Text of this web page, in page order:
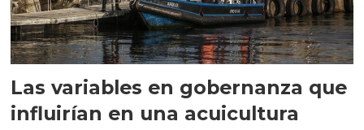
Las variables en gobernanza que
influirían en una acuicultura